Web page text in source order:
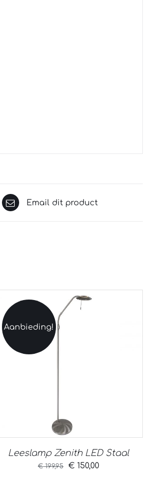
Email dit product
Aanbieding!
Leeslamp Zenith LED Staal
€199,95
Oorspronkelijke
€ 150,00Huidige